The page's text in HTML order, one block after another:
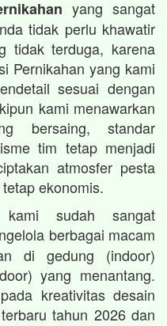
yang sangat
tidak perlu khawatir
tidak terduga, karena
Pernikahan yang kami
sesuai dengan
kami menawarkan
bersaing, standar
tim tetap menjadi
atmosfer pesta
ekonomis.
sudah sangat
berbagai macam
di gedung (indoor)
yang menantang.
kreativitas desain
tahun 2026 dan